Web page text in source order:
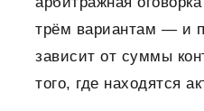
трём вариантам — и
зависит от суммы
того, где находятся